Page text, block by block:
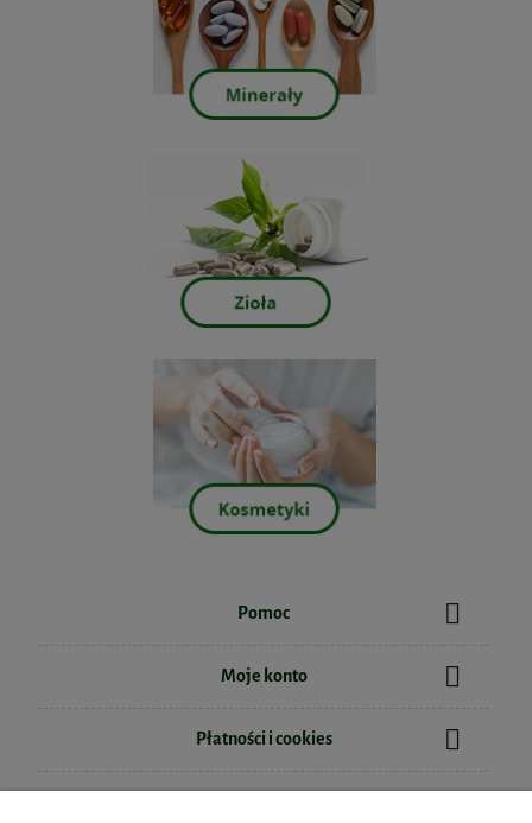
Pomoc
Moje konto
Płatności i cookies